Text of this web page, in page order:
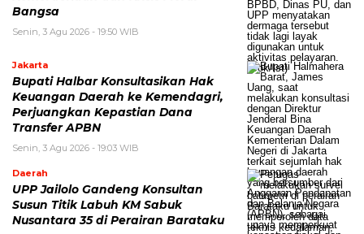
Bangsa
Senin, 3 Agu 2026 - 19:50 WIB
Jakarta
Bupati Halbar Konsultasikan Hak
Keuangan Daerah ke Kemendagri,
Perjuangkan Kepastian Dana
Transfer APBN
Senin, 3 Agu 2026 - 19:03 WIB
Daerah
UPP Jailolo Gandeng Konsultan
Susun Titik Labuh KM Sabuk
Nusantara 35 di Perairan Barataku